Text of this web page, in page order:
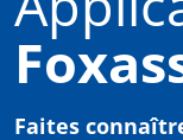
Faites